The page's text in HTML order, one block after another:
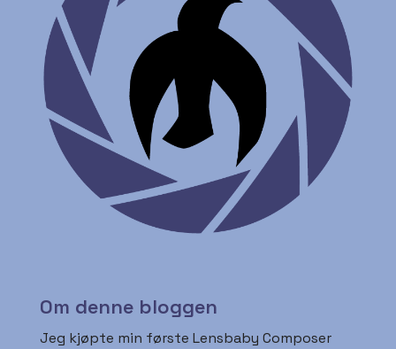
Om denne bloggen
Jeg kjøpte min første Lensbaby Composer